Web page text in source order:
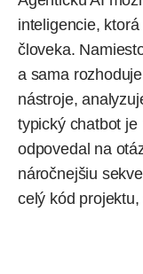
inteligencie,
človeka.
a sama
nástroje,
typický chatbot
odpovedal na
náročnejšiu
celý kód